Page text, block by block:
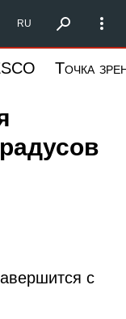
Запад
RU
Точка
с